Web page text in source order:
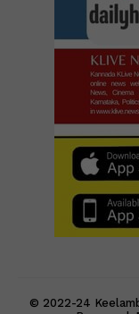
© 2022-24